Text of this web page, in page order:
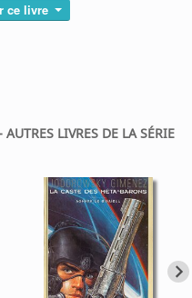
ce livre
LIVRES DE LA SÉRIE